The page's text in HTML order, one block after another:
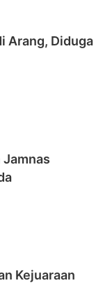
Arang, Diduga
Kejuaraan